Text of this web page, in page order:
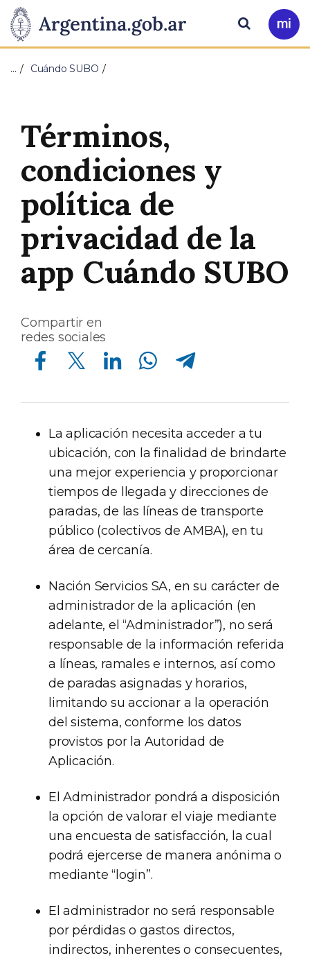
Presidencia
de
Nación
Pasar al contenido principal
Ir
a
Buscar
… Cuándo SUBO
Términos,
condiciones y
política de
privacidad de la
app Cuándo SUBO
Compartir en
redes sociales
Compartir en Facebook Compartir en Twitter Compartir en Linkedin Compartir en Whatsapp Compartir en Telegram
La aplicación necesita acceder a tu
ubicación, con la finalidad de brindarte
una mejor experiencia y proporcionar
tiempos de llegada y direcciones de
paradas, de las líneas de transporte
público (colectivos de AMBA), en tu
área de cercanía.
Nación Servicios SA, en su carácter de
administrador de la aplicación (en
adelante, el “Administrador”), no será
responsable de la información referida
a líneas, ramales e internos, así como
de paradas asignadas y horarios,
limitando su accionar a la operación
del sistema, conforme los datos
provistos por la Autoridad de
Aplicación.
El Administrador pondrá a disposición
la opción de valorar el viaje mediante
una encuesta de satisfacción, la cual
podrá ejercerse de manera anónima o
mediante “login”.
El administrador no será responsable
por pérdidas o gastos directos,
indirectos, inherentes o consecuentes,